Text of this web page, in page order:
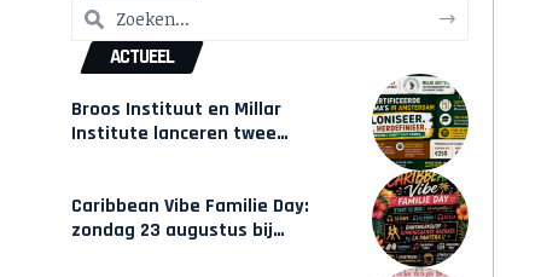
ACTUEEL
Broos Instituut en Millar
Institute lanceren twee
Caribbean Vibe Familie Day:
zondag 23 augustus bij